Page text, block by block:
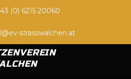
(0) 6215 20060
strasswalchen.at